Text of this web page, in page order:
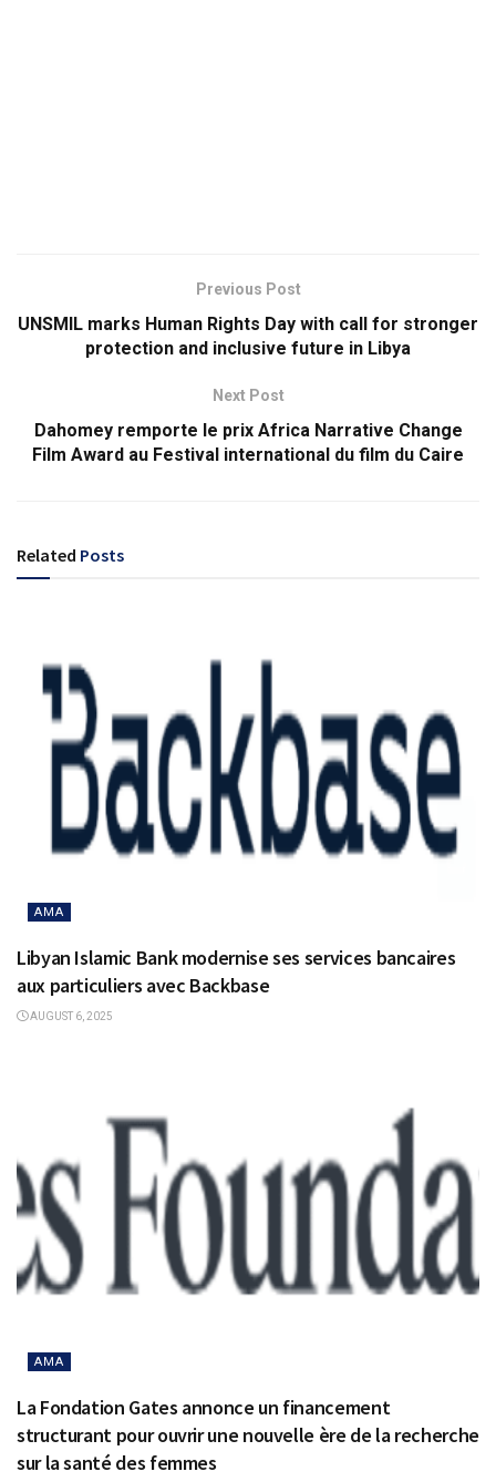
Previous Post
UNSMIL marks Human Rights Day with call for stronger
protection and inclusive future in Libya
Next Post
Dahomey remporte le prix Africa Narrative Change
Film Award au Festival international du film du Caire
Related Posts
AMA
Libyan Islamic Bank modernise ses services bancaires
aux particuliers avec Backbase
AUGUST 6, 2025
AMA
La Fondation Gates annonce un financement
structurant pour ouvrir une nouvelle ère de la recherche
sur la santé des femmes